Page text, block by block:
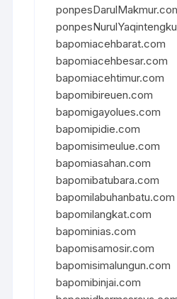
bapomiacehbarat.com
bapomiacehbesar.com
bapomiacehtimur.com
bapomibireuen.com
bapomigayolues.com
bapomipidie.com
bapomisimeulue.com
bapomiasahan.com
bapomibatubara.com
bapomilabuhanbatu.com
bapomilangkat.com
bapominias.com
bapomisamosir.com
bapomisimalungun.com
bapomibinjai.com